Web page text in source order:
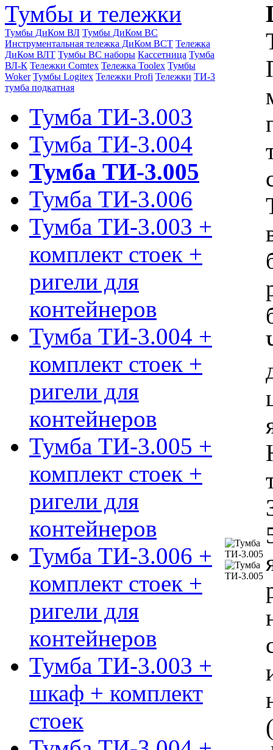
Тумбы и тележки
Тумбы ДиКом ВЛ Тумбы ДиКом ВС
Инструментальная тележка ДиКом ВСТ Тележка
ДиКом ВЛТ Тумбы ВС наборы Кассетница Тумба
ВЛ-К Тележки Comtex Тележка Toolex Тумбы
Woker Тумбы Logitex Тележки Profi Тележки ТИ-3
тумба подкатная
Тумба ТИ-3.003
Тумба ТИ-3.004
Тумба ТИ-3.005
Тумба ТИ-3.006
Тумба ТИ-3.003 +
комплект стоек +
ригели для
контейнеров
Тумба ТИ-3.004 +
комплект стоек +
ригели для
контейнеров
Тумба ТИ-3.005 +
комплект стоек +
ригели для
контейнеров
Тумба ТИ-3.006 +
комплект стоек +
ригели для
контейнеров
Тумба ТИ-3.003 +
шкаф + комплект
стоек